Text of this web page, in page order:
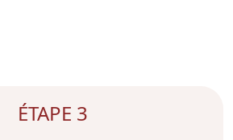
ÉTAPE 3